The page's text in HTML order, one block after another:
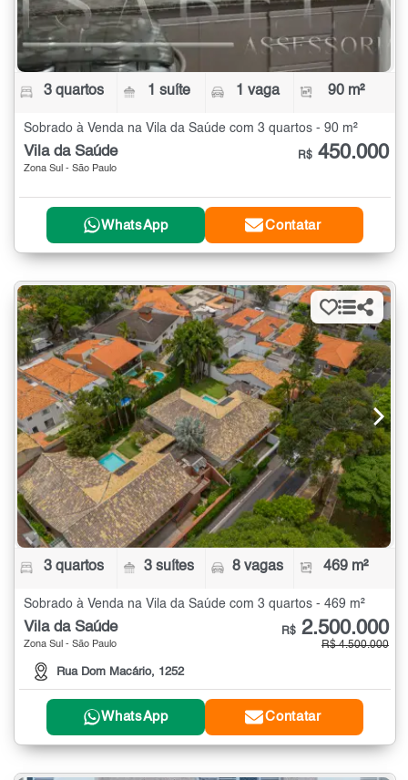
3 quartos 1 suíte 1 vaga 90 m²
Sobrado à Venda na Vila da Saúde com 3 quartos - 90 m²
Vila da Saúde
Zona Sul - São Paulo
R$ 450.000
WhatsApp Contatar
3 quartos 3 suítes 8 vagas 469 m²
Sobrado à Venda na Vila da Saúde com 3 quartos - 469 m²
Vila da Saúde
Zona Sul - São Paulo
Rua Dom Macário, 1252
R$ 2.500.000
R$ 4.500.000
WhatsApp Contatar